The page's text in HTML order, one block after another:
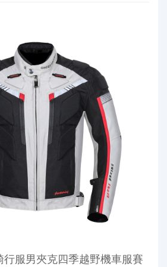
行服男夾克四季越野機車服賽